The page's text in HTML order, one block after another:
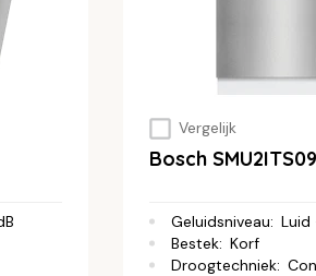
Vergelijk
Bosch
Geluidsniveau:
Bestek: Korf
Droogtechniek: